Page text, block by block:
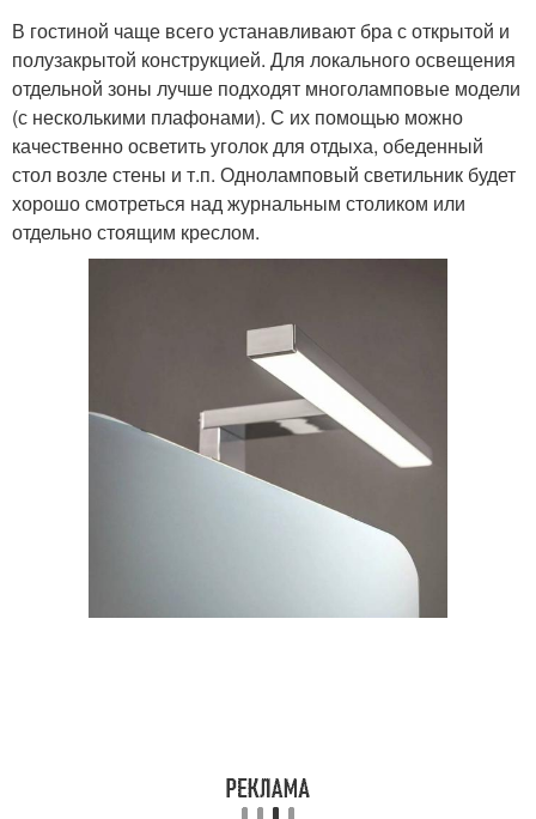
Светильники по
конструкции
Светильники по
размеру
Светильники для
производственных
помещений
Светильники на
потолок
В гостиной чаще всего устанавливают бра с открытой и
полузакрытой конструкцией. Для локального освещения
отдельной зоны лучше подходят многоламповые модели
(с несколькими плафонами). С их помощью можно
качественно осветить уголок для отдыха, обеденный
стол возле стены и т.п. Одноламповый светильник будет
хорошо смотреться над журнальным столиком или
отдельно стоящим креслом.